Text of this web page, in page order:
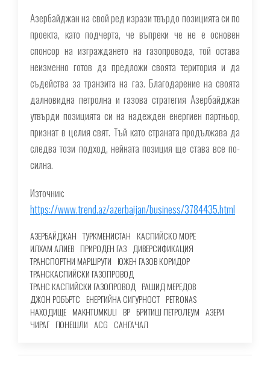
Азербайджан на свой ред изрази твърдо позицията си по
проекта, като подчерта, че въпреки че не е основен
спонсор на изграждането на газопровода, той остава
неизменно готов да предложи своята територия и да
съдейства за транзита на газ. Благодарение на своята
далновидна петролна и газова стратегия Азербайджан
утвърди позицията си на надежден енергиен партньор,
признат в целия свят. Тъй като страната продължава да
следва този подход, нейната позиция ще става все по-
силна.
Източник:
https://www.trend.az/azerbaijan/business/3784435.html
АЗЕРБАЙДЖАН ТУРКМЕНИСТАН КАСПИЙСКО МОРЕ
ИЛХАМ АЛИЕВ ПРИРОДЕН ГАЗ ДИВЕРСИФИКАЦИЯ
ТРАНСПОРТНИ МАРШРУТИ ЮЖЕН ГАЗОВ КОРИДОР
ТРАНСКАСПИЙСКИ ГАЗОПРОВОД
ТРАНС КАСПИЙСКИ ГАЗОПРОВОД РАШИД МЕРЕДОВ
ДЖОН РОБЪРТС ЕНЕРГИЙНА СИГУРНОСТ PETRONAS
НАХОДИЩЕ MAKHTUMKULI BP БРИТИШ ПЕТРОЛЕУМ АЗЕРИ
ЧИРАГ ГЮНЕШЛИ ACG САНГАЧАЛ